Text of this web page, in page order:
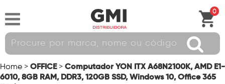
0
Home > OFFICE > Computador YON ITX A68N2100K, AMD E1-
6010, 8GB RAM, DDR3, 120GB SSD, Windows 10, Office 365